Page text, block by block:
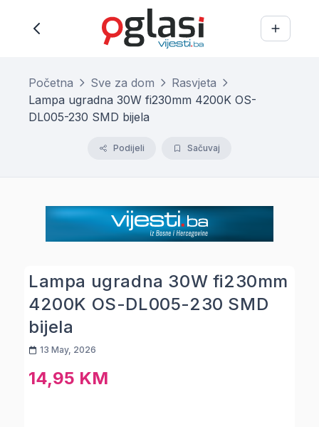
Početna Sve za dom
Rasvjeta
Lampa ugradna 30W fi230mm 4200K OS-
DL005-230 SMD bijela
Podijeli Sačuvaj
Lampa ugradna 30W fi230mm
4200K OS-DL005-230 SMD
bijela
13 May, 2026
14,95 KM